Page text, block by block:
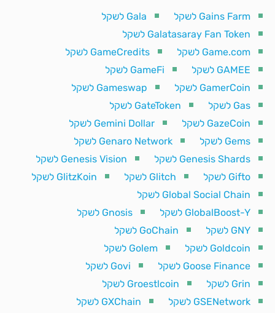
Gains Farm לשקל
Gala לשקל
Galatasaray Fan Token לשקל
Game.com לשקל
GameCredits לשקל
GAMEE לשקל
GameFi לשקל
GamerCoin לשקל
Gameswap לשקל
Gas לשקל
GateToken לשקל
GazeCoin לשקל
Gemini Dollar לשקל
Gems לשקל
Genaro Network לשקל
Genesis Shards לשקל
Genesis Vision לשקל
Gifto לשקל
Glitch לשקל
GlitzKoin לשקל
Global Social Chain לשקל
GlobalBoost-Y לשקל
Gnosis לשקל
GNY לשקל
GoChain לשקל
Goldcoin לשקל
Golem לשקל
Goose Finance לשקל
Govi לשקל
Grin לשקל
Groestlcoin לשקל
GSENetwork לשקל
GXChain לשקל